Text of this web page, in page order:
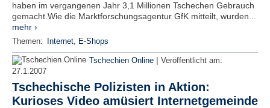
haben im vergangenen Jahr 3,1 Millionen Tschechen Gebrauch
gemacht.Wie die Marktforschungsagentur GfK mitteilt, wurden...
mehr ›
Themen: Internet, E-Shops
Tschechien Online | Veröffentlicht am:
27.1.2007
Tschechische Polizisten in Aktion:
Kurioses Video amüsiert Internetgemeinde